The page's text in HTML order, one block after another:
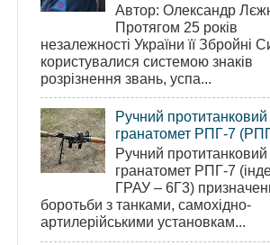
Автор: Олександр
Протягом 25 років
незалежності України її Збройні
користувалися системою знаків
розрізнення звань, успа...
Ручний протитанковий
гранатомет РПГ-7
Ручний протитанковий
гранатомет РПГ-7
ГРАУ – 6Г3)
боротьби з танками, самохідно-
артилерійськими установкам...